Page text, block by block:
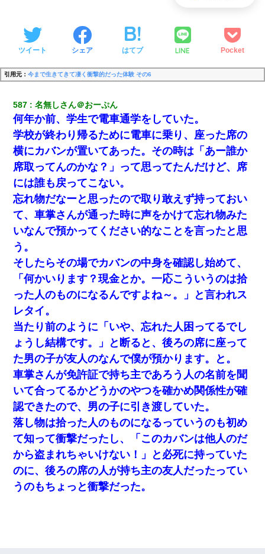
ツイート シェア はてブ LINE Pocket
引用元： 今まで生きてきて凄く衝撃的だった体験 その6
587 名無しさん＠おーぷん
何年か前、学生で電車通学をしていた。
学校が終わり帰るために電車に乗り、座った席の
横にカバンが置いてあった。その時は「あー誰か
席取ってんのかな？」って思ってたんだけど、席
には誰も戻ってこない。
忘れ物だなーと思ったので取り敢えず持っておい
て、車掌さんが通った時に声をかけて忘れ物みた
いなんで預かってください的なことを言ったと思
う。
そしたらその場でカバンの中身を確認し始めて、
「何かいります？現金とか。一応こういうのは拾
った人のものになるんですよね～。」と言われス
レタイ。
当たり前のように「いや、忘れた人困ってるでし
ょうし結構です。」と断ると、後ろの席に座って
た男の子が友人のなんで僕が預かります。と。
車掌さんが免許証で持ち主であろう人の名前を聞
いて合ってるかどうかのやつを確かめ関係性が確
認できたので、男の子に引き渡していた。
落し物は拾った人のものになるっていうのも初め
て知って衝撃だったし、「このカバンは他人のだ
から盗まれちゃいけない！」と必死に持っていた
のに、後ろの席の人が持ち主の友人だったってい
うのもちょっと衝撃だった。